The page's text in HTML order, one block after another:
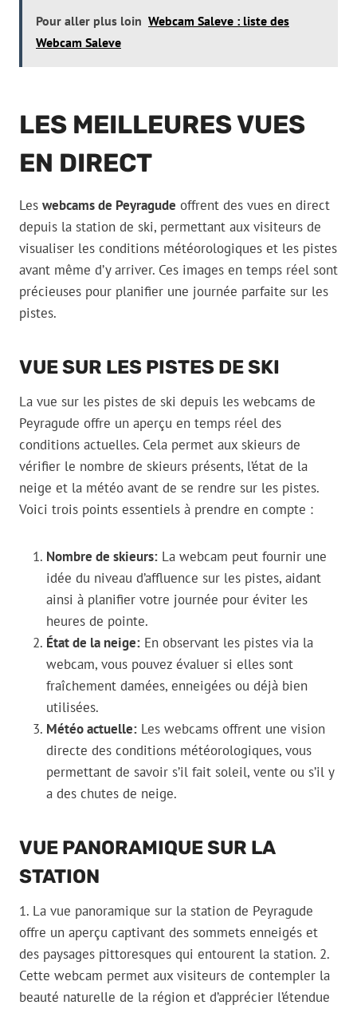
Pour aller plus loin Webcam Saleve : liste des
Webcam Saleve
LES MEILLEURES VUES
EN DIRECT
Les webcams de Peyragude offrent des vues en direct
depuis la station de ski, permettant aux visiteurs de
visualiser les conditions météorologiques et les pistes
avant même d’y arriver. Ces images en temps réel sont
précieuses pour planifier une journée parfaite sur les
pistes.
VUE SUR LES PISTES DE SKI
La vue sur les pistes de ski depuis les webcams de
Peyragude offre un aperçu en temps réel des
conditions actuelles. Cela permet aux skieurs de
vérifier le nombre de skieurs présents, l’état de la
neige et la météo avant de se rendre sur les pistes.
Voici trois points essentiels à prendre en compte :
Nombre de skieurs: La webcam peut fournir une
idée du niveau d’affluence sur les pistes, aidant
ainsi à planifier votre journée pour éviter les
heures de pointe.
État de la neige: En observant les pistes via la
webcam, vous pouvez évaluer si elles sont
fraîchement damées, enneigées ou déjà bien
utilisées.
Météo actuelle: Les webcams offrent une vision
directe des conditions météorologiques, vous
permettant de savoir s’il fait soleil, vente ou s’il y
a des chutes de neige.
VUE PANORAMIQUE SUR LA
STATION
1. La vue panoramique sur la station de Peyragude
offre un aperçu captivant des sommets enneigés et
des paysages pittoresques qui entourent la station. 2.
Cette webcam permet aux visiteurs de contempler la
beauté naturelle de la région et d’apprécier l’étendue